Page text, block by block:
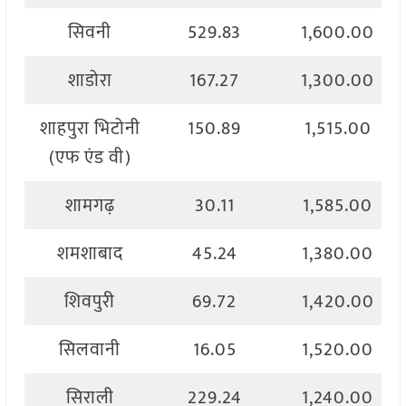
सिवनी
529.83
1,600.00
शाडोरा
167.27
1,300.00
शाहपुरा भिटोनी
(एफ एंड वी)
150.89 1,515.00
शामगढ़ 30.11
1,585.00
शमशाबाद
45.24
1,380.00
शिवपुरी
69.72
1,420.00
सिलवानी
16.05
1,520.00
सिराली
229.24 1,240.00